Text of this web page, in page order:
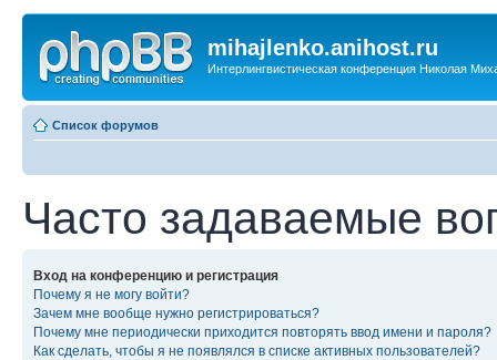
mihajlenko.anihost.ru
Интерлингвистическая конференция Николая
Список форумов
Часто задаваемые
Вход на конференцию и регистрация
Почему я не могу войти?
Зачем мне вообще нужно регистрироваться?
Почему мне периодически приходится повторять ввод имени и пароля?
Как сделать, чтобы я не появлялся в списке активных пользователей?